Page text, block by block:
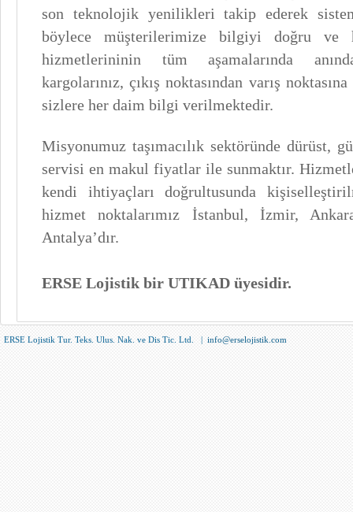
son teknolojik yenilikleri takip ederek
böylece müşterilerimize bilgiyi doğru ve
hizmetlerininin tüm aşamalarında
kargolarınız, çıkış noktasından varış
sizlere her daim bilgi verilmektedir.
Misyonumuz taşımacılık sektöründe dürüst,
servisi en makul fiyatlar ile sunmaktır.
kendi ihtiyaçları doğrultusunda
hizmet noktalarımız İstanbul, İzmir,
Antalya’dır.
ERSE Lojistik bir UTIKAD üyesidir.
ERSE Lojistik Tur. Teks. Ulus. Nak. ve Dis Tic. Ltd. | info@erselojistik.com